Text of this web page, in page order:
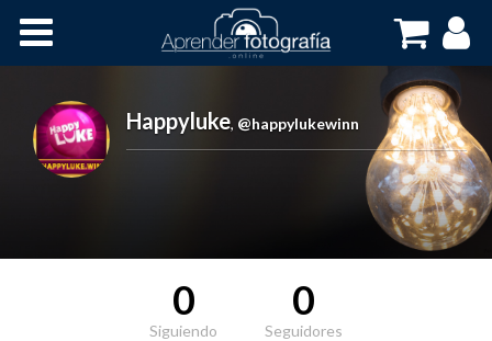
Cursos OnLine
Happyluke, @happylukewinn
0
Siguiendo
0
Seguidores